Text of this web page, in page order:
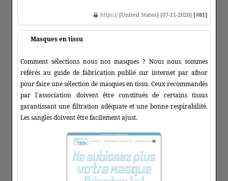
https:// [United States] [07-11-2020] [#81]
Masques en tissu
Comment sélections nous nos masques ? Nous nous sommes
référés au guide de fabrication publié sur internet par afnor
pour faire une sélection de masques en tissu. Ceux recommandés
par l'association doivent être constitués de certains tissus
garantissant une filtration adéquate et une bonne respirabilité.
Les sangles doivent être facilement ajust.